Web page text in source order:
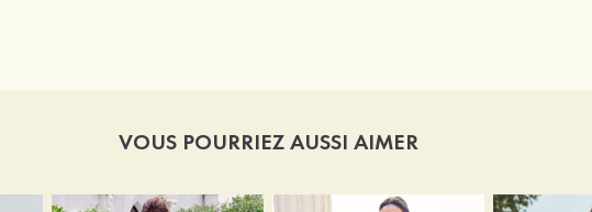
VOUS POURRIEZ AUSSI AIMER